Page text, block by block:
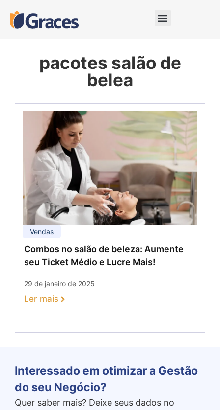
pacotes salão de
belea
Vendas
Combos no salão de beleza: Aumente
seu Ticket Médio e Lucre Mais!
29 de janeiro de 2025
Ler mais
Interessado em otimizar a Gestão
do seu Negócio?
Quer saber mais? Deixe seus dados no